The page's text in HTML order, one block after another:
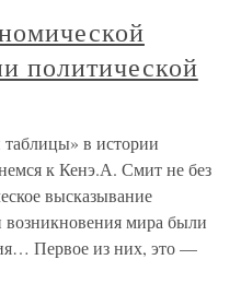
политической
в истории
к Кенэ.А. Смит не без
высказывание
мира были
Первое из них, это —